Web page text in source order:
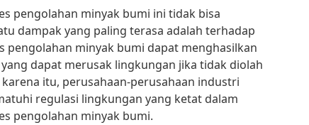
pengolahan minyak bumi ini tidak bisa
dampak yang paling terasa adalah terhadap
pengolahan minyak bumi dapat menghasilkan
dapat merusak lingkungan jika tidak diolah
itu, perusahaan-perusahaan industri
regulasi lingkungan yang ketat dalam
pengolahan minyak bumi.